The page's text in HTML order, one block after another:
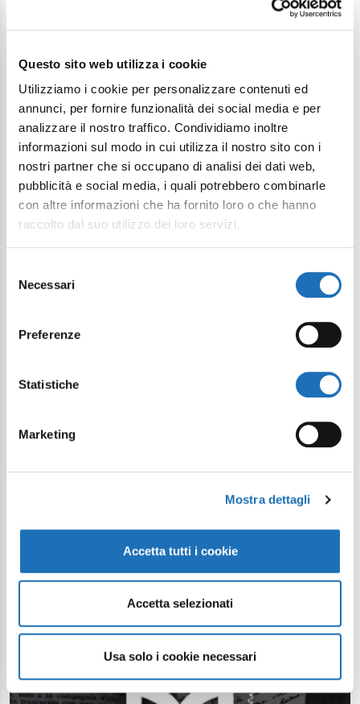
Questo sito web utilizza i cookie
Utilizziamo i cookie per personalizzare contenuti ed
annunci, per fornire funzionalità dei social media e per
analizzare il nostro traffico. Condividiamo inoltre
informazioni sul modo in cui utilizza il nostro sito con i
nostri partner che si occupano di analisi dei dati web,
pubblicità e social media, i quali potrebbero combinarle
con altre informazioni che ha fornito loro o che hanno
raccolto dal suo utilizzo dei loro servizi.
delNecessari
Preferenze
Statistiche
Marketing
Mostra dettagli
Accetta tutti i cookie
Accetta selezionati
Usa solo i cookie necessari
Il tuo viaggio digitale dentro Cesenatico